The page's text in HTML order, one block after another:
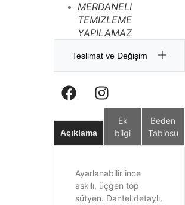
MERDANELI
TEMIZLEME
YAPILAMAZ
Teslimat ve Değişim
Açıklama
Ek
bilgi
Beden
Tablosu
Ayarlanabilir ince
askılı, üçgen top
sütyen. Dantel detaylı.